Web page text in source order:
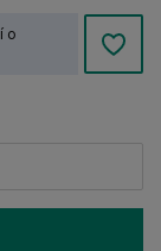
o